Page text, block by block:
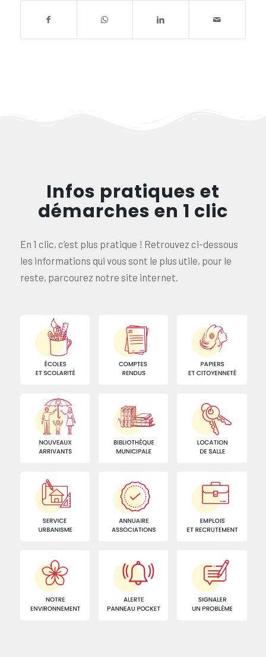
Infos pratiques et
démarches en 1 clic
En 1 clic, c’est plus pratique ! Retrouvez ci-dessous
les informations qui vous sont le plus utile, pour le
reste, parcourez notre site internet.